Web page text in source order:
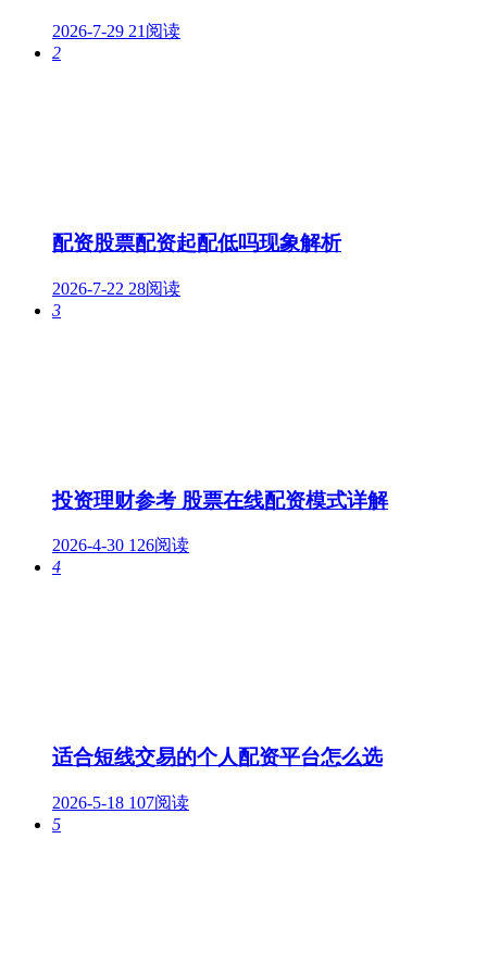
2026-7-29 21阅读
2
配资股票配资起配低吗现象解析
2026-7-22 28阅读
3
投资理财参考 股票在线配资模式详解
2026-4-30 126阅读
4
适合短线交易的个人配资平台怎么选
2026-5-18 107阅读
5